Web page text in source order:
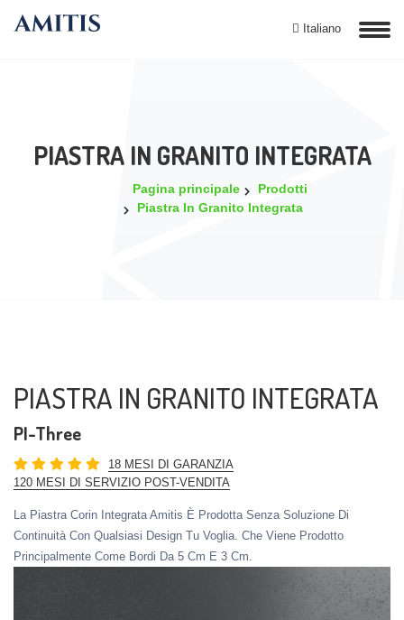
Italiano
PIASTRA IN GRANITO INTEGRATA
Pagina principale
Prodotti
Piastra In Granito Integrata
PIASTRA IN GRANITO INTEGRATA
PI-Three
18 MESI DI GARANZIA
120 MESI DI SERVIZIO POST-VENDITA
La Piastra Corin Integrata Amitis È Prodotta Senza Soluzione Di
Continuità Con Qualsiasi Design Tu Voglia. Che Viene Prodotto
Principalmente Come Bordi Da 5 Cm E 3 Cm.